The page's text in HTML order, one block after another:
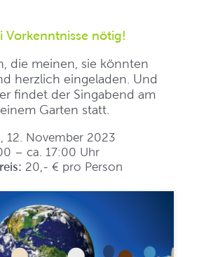
Vorkenntnisse nötig!
die meinen, sie könnten
herzlich eingeladen. Und
findet der Singabend am
Garten statt.
12. November 2023
– ca. 17:00 Uhr
20,- € pro Person